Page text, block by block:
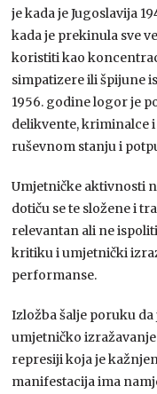
je kada je Jugoslavija
kada je prekinula sve
koristiti kao
simpatizere ili špijune
1956. godine logor je
delikvente, kriminalce
ruševnom stanju i
Umjetničke aktivnosti
dotiču se te složene i
relevantan ali ne
kritiku i umjetnički
performanse.
Izložba šalje poruku
umjetničko
represiji koja je
manifestacija ima